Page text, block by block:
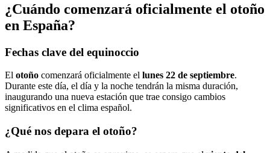
¿Cuándo comenzará oficialmente el otoño
en España?
Fechas clave del equinoccio
El otoño comenzará oficialmente el lunes 22 de septiembre.
Durante este día, el día y la noche tendrán la misma duración,
inaugurando una nueva estación que trae consigo cambios
significativos en el clima español.
¿Qué nos depara el otoño?